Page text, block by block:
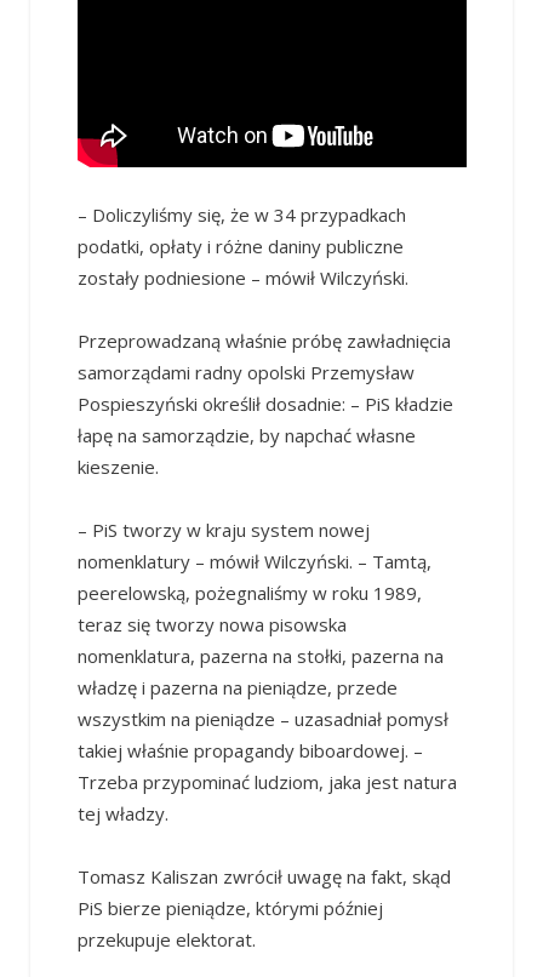
– Doliczyliśmy się, że w 34 przypadkach
podatki, opłaty i różne daniny publiczne
zostały podniesione – mówił Wilczyński.
Przeprowadzaną właśnie próbę zawładnięcia
samorządami radny opolski Przemysław
Pospieszyński określił dosadnie: – PiS kładzie
łapę na samorządzie, by napchać własne
kieszenie.
– PiS tworzy w kraju system nowej
nomenklatury – mówił Wilczyński. – Tamtą,
peerelowską, pożegnaliśmy w roku 1989,
teraz się tworzy nowa pisowska
nomenklatura, pazerna na stołki, pazerna na
władzę i pazerna na pieniądze, przede
wszystkim na pieniądze – uzasadniał pomysł
takiej właśnie propagandy biboardowej. –
Trzeba przypominać ludziom, jaka jest natura
tej władzy.
Tomasz Kaliszan zwrócił uwagę na fakt, skąd
PiS bierze pieniądze, którymi później
przekupuje elektorat.